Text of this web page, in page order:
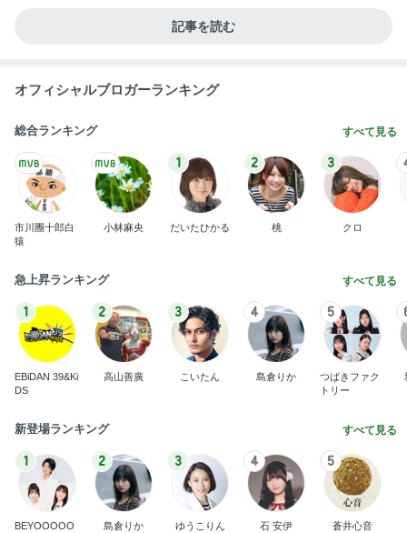
記事を読む
オフィシャルブロガーランキング
総合ランキング すべて見る
市川團十郎白
猿
小林麻央
1
だいたひかる
2
桃
3
クロ
急上昇ランキング すべて見る
1
EBiDAN 39&Ki
DS
2
高山善廣
3
こいたん
4
島倉りか
5
つばきファク
トリー
新登場ランキング すべて見る
1
BEYOOOOO
2
島倉りか
3
ゆうこりん
4
石 安伊
5
蒼井心音